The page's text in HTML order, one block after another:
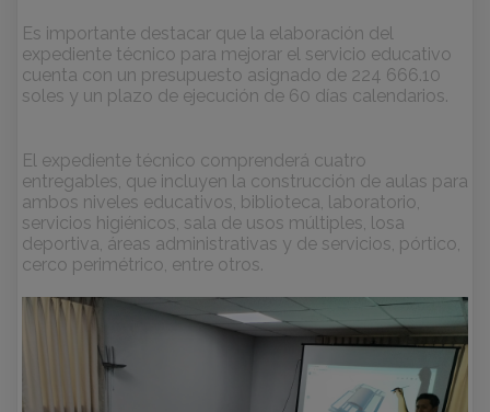
Es importante destacar que la elaboración del
expediente técnico para mejorar el servicio educativo
cuenta con un presupuesto asignado de 224 666.10
soles y un plazo de ejecución de 60 días calendarios.
El expediente técnico comprenderá cuatro
entregables, que incluyen la construcción de aulas para
ambos niveles educativos, biblioteca, laboratorio,
servicios higiénicos, sala de usos múltiples, losa
deportiva, áreas administrativas y de servicios, pórtico,
cerco perimétrico, entre otros.